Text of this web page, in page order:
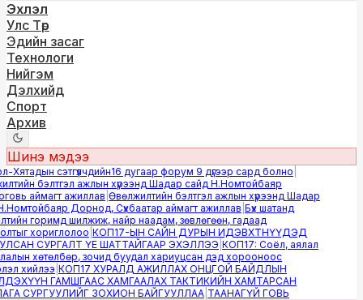
Эхлэл
Улс Төр
Эдийн засаг
Технологи
Нийгэм
Дэлхийд
Спорт
Архив
Шинэ мэдээ
сэтгүүлчдийн16 дугаар форум 9 дүгээр сард болно|
бэлтгэл ажлын хүрээнд Шадар сайд Н.Номтойбаяр
аймагт ажиллав|Өвөлжилтийн бэлтгэл ажлын хүрээнд Шадар
Дорнод, Сүхбаатар аймагт ажиллав|Бүх шатанд
горимд шилжиж, найр наадам, зөвлөгөөн, гадаад
хориглолоо|КОП17-ЫН САЙН ДУРЫН ИДЭВХТНҮҮДЭД
СУРГАЛТ ҮЕ ШАТТАЙГААР ЭХЭЛЛЭЭ|КОП17: Соёл, аялал
хөтөлбөр, зочид буудал хариуцсан дэд хорооноос
хийлээ|КОП17 ХУРАЛД АЖИЛЛАХ ОНЦГОЙ БАЙДЛЫН
ГАМШГААС ХАМГААЛАХ ТАКТИКИЙН ХАМТАРСАН
СУРГУУЛИЙГ ЗОХИОН БАЙГУУЛЛАА|ТААНАГҮЙ ГОВЬ